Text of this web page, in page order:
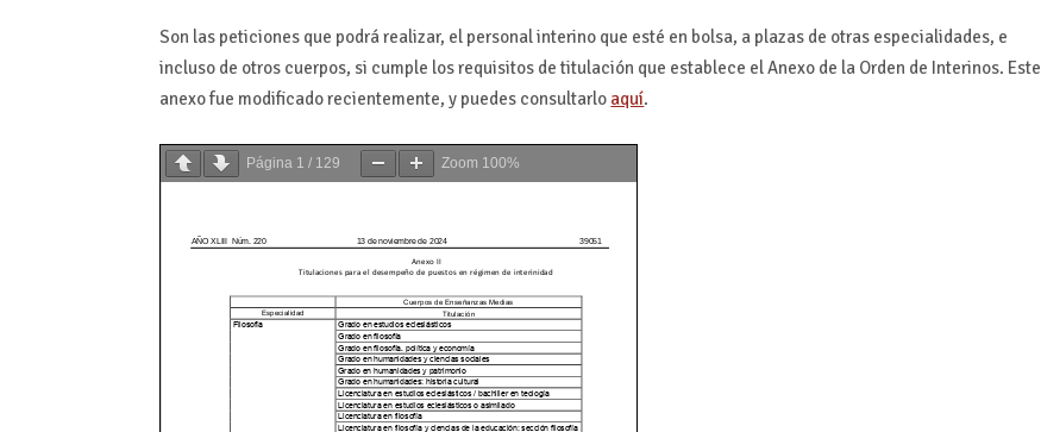
Son las peticiones que podrá realizar, el personal interino que esté en bolsa, a plazas de otras especialidades, e
incluso de otros cuerpos, si cumple los requisitos de titulación que establece el Anexo de la Orden de Interinos. Este
anexo fue modificado recientemente, y puedes consultarlo aquí.
Página 1 / 129 Zoom 100%